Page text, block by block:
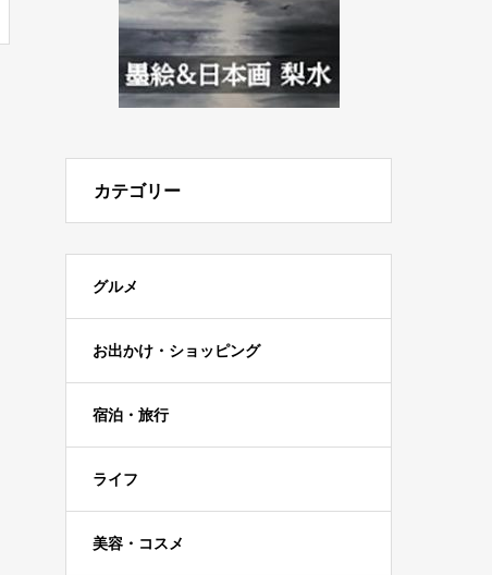
カテゴリー
グルメ
お出かけ・ショッピング
宿泊・旅行
ライフ
美容・コスメ